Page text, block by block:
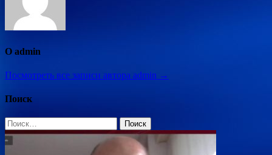
О admin
Посмотреть все записи автора admin →
Поиск
Найти: